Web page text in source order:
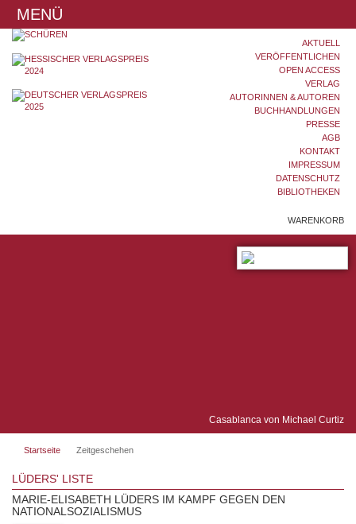
MENÜ
AKTUELL
VERÖFFENTLICHEN
OPEN ACCESS
VERLAG
AUTORINNEN & AUTOREN
BUCHHANDLUNGEN
PRESSE
AGB
KONTAKT
IMPRESSUM
DATENSCHUTZ
BIBLIOTHEKEN
WARENKORB
Casablanca von Michael Curtiz
Startseite Zeitgeschehen
LÜDERS' LISTE
MARIE-ELISABETH LÜDERS IM KAMPF GEGEN DEN
NATIONALSOZIALISMUS